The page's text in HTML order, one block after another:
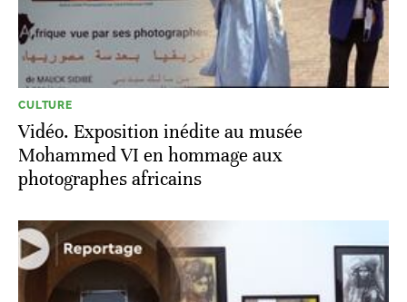
CULTURE
Vidéo. Exposition inédite au musée
Mohammed VI en hommage aux
photographes africains